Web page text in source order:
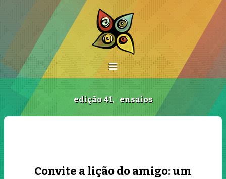
edição 41, ensaios
Convite a lição do amigo: um